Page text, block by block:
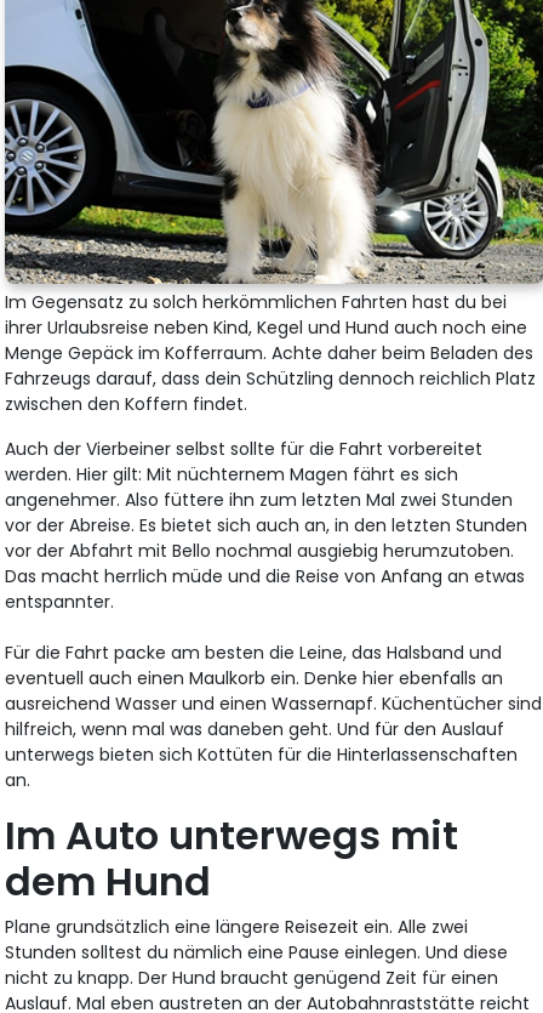
Im Gegensatz zu solch herkömmlichen Fahrten hast du bei
ihrer Urlaubsreise neben Kind, Kegel und Hund auch noch eine
Menge Gepäck im Kofferraum. Achte daher beim Beladen des
Fahrzeugs darauf, dass dein Schützling dennoch reichlich Platz
zwischen den Koffern findet.
Auch der Vierbeiner selbst sollte für die Fahrt vorbereitet
werden. Hier gilt: Mit nüchternem Magen fährt es sich
angenehmer. Also füttere ihn zum letzten Mal zwei Stunden
vor der Abreise. Es bietet sich auch an, in den letzten Stunden
vor der Abfahrt mit Bello nochmal ausgiebig herumzutoben.
Das macht herrlich müde und die Reise von Anfang an etwas
entspannter.
Für die Fahrt packe am besten die Leine, das Halsband und
eventuell auch einen Maulkorb ein. Denke hier ebenfalls an
ausreichend Wasser und einen Wassernapf. Küchentücher sind
hilfreich, wenn mal was daneben geht. Und für den Auslauf
unterwegs bieten sich Kottüten für die Hinterlassenschaften
an.
Im Auto unterwegs mit
dem Hund
Plane grundsätzlich eine längere Reisezeit ein. Alle zwei
Stunden solltest du nämlich eine Pause einlegen. Und diese
nicht zu knapp. Der Hund braucht genügend Zeit für einen
Auslauf. Mal eben austreten an der Autobahnraststätte reicht